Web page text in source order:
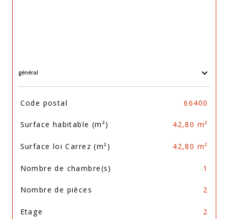
général
TRAD_SIROCCO_Caracteristique
Code postal 66400
Surface habitable (m²) 42,80 m²
Surface loi Carrez (m²) 42,80 m²
Nombre de chambre(s) 1
Nombre de pièces 2
Etage 2